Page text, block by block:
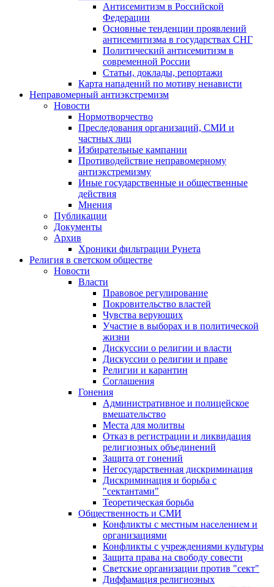
Антисемитизм в Российской
Федерации
Основные тенденции проявлений
антисемитизма в государствах СНГ
Политический антисемитизм в
современной России
Статьи, доклады, репортажи
Карта нападений по мотиву ненависти
Неправомерный антиэкстремизм
Новости
Нормотворчество
Преследования организаций, СМИ и
частных лиц
Избирательные кампании
Противодействие неправомерному
антиэкстремизму
Иные государственные и общественные
действия
Мнения
Публикации
Документы
Архив
Хроники фильтрации Рунета
Религия в светском обществе
Новости
Власти
Правовое регулирование
Покровительство властей
Чувства верующих
Участие в выборах и в политической
жизни
Дискуссии о религии и власти
Дискуссии о религии и праве
Религии и карантин
Соглашения
Гонения
Административное и полицейское
вмешательство
Места для молитвы
Отказ в регистрации и ликвидация
религиозных объединений
Защита от гонений
Негосударственная дискриминация
Дискриминация и борьба с
"сектантами"
Теоретическая борьба
Общественность и СМИ
Конфликты с местным населением и
организациями
Конфликты с учреждениями культуры
Защита права на свободу совести
Светские организации против "сект"
Диффамация религиозных